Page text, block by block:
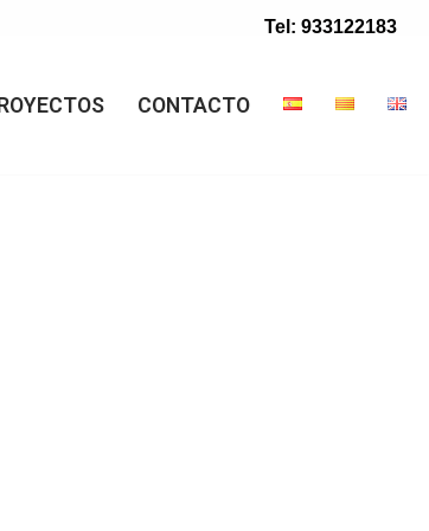
Tel: 933122183
CONTACTO